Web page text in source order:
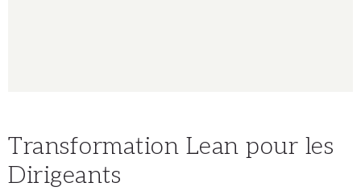
Transformation Lean pour les
Dirigeants